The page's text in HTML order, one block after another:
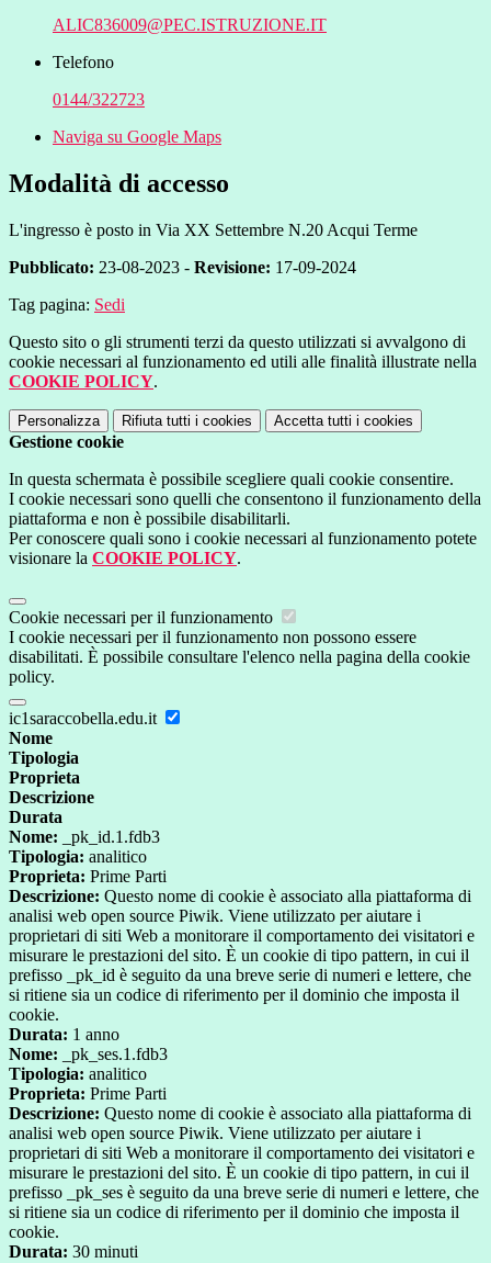
ALIC836009@PEC.ISTRUZIONE.IT
Telefono
0144/322723
Naviga su Google Maps
Modalità di accesso
L'ingresso è posto in Via XX Settembre N.20 Acqui Terme
Pubblicato: 23-08-2023 - Revisione: 17-09-2024
Tag pagina: Sedi
Questo sito o gli strumenti terzi da questo utilizzati si avvalgono di
cookie necessari al funzionamento ed utili alle finalità illustrate nella
COOKIE POLICY.
Personalizza Rifiuta tutti i cookies Accetta tutti i cookies
Gestione cookie
In questa schermata è possibile scegliere quali cookie consentire.
I cookie necessari sono quelli che consentono il funzionamento della
piattaforma e non è possibile disabilitarli.
Per conoscere quali sono i cookie necessari al funzionamento potete
visionare la COOKIE POLICY.
Cookie necessari per il funzionamento
I cookie necessari per il funzionamento non possono essere
disabilitati. È possibile consultare l'elenco nella pagina della cookie
policy.
ic1saraccobella.edu.it
Nome
Tipologia
Proprieta
Descrizione
Durata
Nome: _pk_id.1.fdb3
Tipologia: analitico
Proprieta: Prime Parti
Descrizione: Questo nome di cookie è associato alla piattaforma di
analisi web open source Piwik. Viene utilizzato per aiutare i
proprietari di siti Web a monitorare il comportamento dei visitatori e
misurare le prestazioni del sito. È un cookie di tipo pattern, in cui il
prefisso _pk_id è seguito da una breve serie di numeri e lettere, che
si ritiene sia un codice di riferimento per il dominio che imposta il
cookie.
Durata: 1 anno
Nome: _pk_ses.1.fdb3
Tipologia: analitico
Proprieta: Prime Parti
Descrizione: Questo nome di cookie è associato alla piattaforma di
analisi web open source Piwik. Viene utilizzato per aiutare i
proprietari di siti Web a monitorare il comportamento dei visitatori e
misurare le prestazioni del sito. È un cookie di tipo pattern, in cui il
prefisso _pk_ses è seguito da una breve serie di numeri e lettere, che
si ritiene sia un codice di riferimento per il dominio che imposta il
cookie.
Durata: 30 minuti